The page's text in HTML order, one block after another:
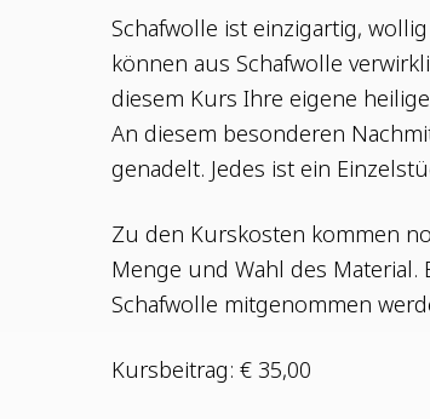
Schaf­wol­le ist ein­zig­ar­tig,
kön­nen aus Schaf­wol­le
die­sem Kurs Ihre eige­ne
An die­sem beson­de­ren
gena­delt. Jedes ist ein
Zu den Kurs­kos­ten kom­men
Men­ge und Wahl des Mate­ri­al.
Schaf­wol­le mit­ge­nom­men
Kurs­bei­trag: € 35,00